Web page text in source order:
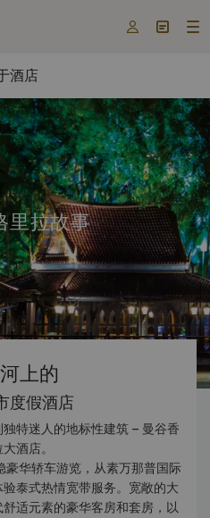
  
酒店
里拉故事
上的
度假酒店
特迷人的地标性建筑 – 曼谷香
酒店。
华轿车游览，从素万那普国际
泰式热情宽带服务。宽敞的大
适元素的豪华客房和套房，以